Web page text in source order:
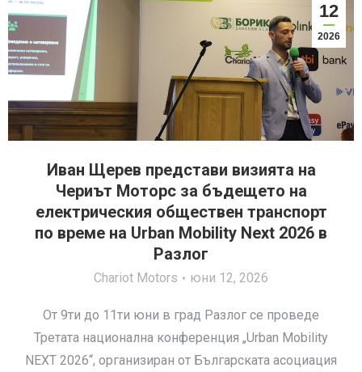
Иван Щерев представи визията на
Чериът Моторс за бъдещето на
електрическия обществен транспорт
по време на Urban Mobility Next 2026 в
Разлог
Chariot Motors юни 12, 2026
12
2026
От 9ти до 11ти юни в град Разлог се проведе
Третата национална конференция „Urban Mobility
NEXT 2026“, организиран от Българската асоциация